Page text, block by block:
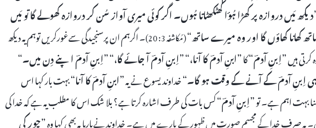
دیکھ مَیں دروازہ پر کھڑا ہُؤا کھٹکھٹاتا ہُوں۔ اگر کوئی میری آواز سُن کر دروازہ کھولے گا تو مَیں
کھاؤں گا اور وہ میرے ساتھ“(مُکاشفہ 3: 20)
۔ اگرہم ان پرسنجیدگی سےغورکریں توہم یہ دیکھ
کرتی ہیں ”اِبنِ آدمؔ“ کا ”ابنِ آدمؔ کا آنا،“ ”اِبنِ آدمؔ آ جائے گا،“ ”اِبنِ آدمؔ اپنے دِن میں۔“
ہی اِبنِ آدمؔ کے آنے کے وقت ہو گا۔“ خداوند یسوع نے یہ ”ابنِ آدمؔ کا آنا“ بہت بار کہا اس
بہت اہم ہے۔ تو ”اِبنِ آدمؔ“ کس بات کی طرف اشارہ کرتا ہے؟ بلا شک اس کا مطلب یہ ہے کہ خدا کی
یہ صرف خدا کے مجسم صورت میں ظہور کے بارے میں ہے۔ خداوند نےبارہا یہ بھی کہا وہ ”چور کی